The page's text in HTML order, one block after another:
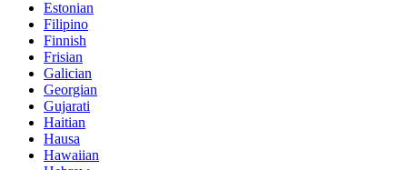
Estonian
Filipino
Finnish
Frisian
Galician
Georgian
Gujarati
Haitian
Hausa
Hawaiian